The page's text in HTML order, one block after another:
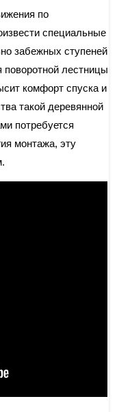
по
специальные
забежных ступеней
лестницы
комфорт спуска и
такой деревянной
потребуется
монтажа, эту